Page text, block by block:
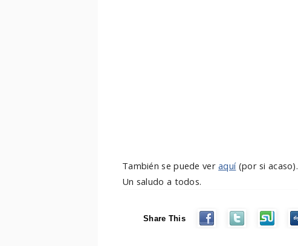
También se puede veraquí(por si acaso).
Un saludo a todos.
Share This